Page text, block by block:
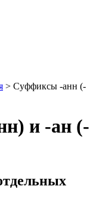
> Суффиксы -анн (-
и -ан (-